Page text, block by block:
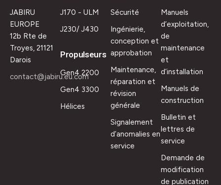
JABIRU
EUROPE
12b Rte de
Troyes, 21121
Darois
contact@jabiru.eu.com
J170 - ULM
J230/ J430
Propulseurs
Gen4 2200
Gen4 3300
Hélices
Sécurité
Ingénierie,
conception et
approbation
Maintenance,
réparation et
révision
générale
Signalement
d’anomalies en
service
Manuels
d’exploitation,
de
maintenance
et
d’installation
Manuels de
construction
Bulletin et
lettres de
service
Demande de
modification
de publication